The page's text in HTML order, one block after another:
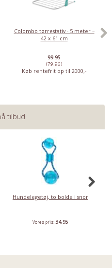
Colombo tørrestativ - 5 meter –
42 x 61 cm
99.95
(79.96)
Køb rentefrit op til 2000,-
tilbud
Hundelegetøj, to bolde i snor
Vores pris:34,95
varmt?